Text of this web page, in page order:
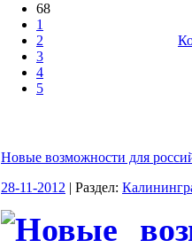
68
1
2
3
4
5
Новые возможности для
28-11-2012 | Раздел: